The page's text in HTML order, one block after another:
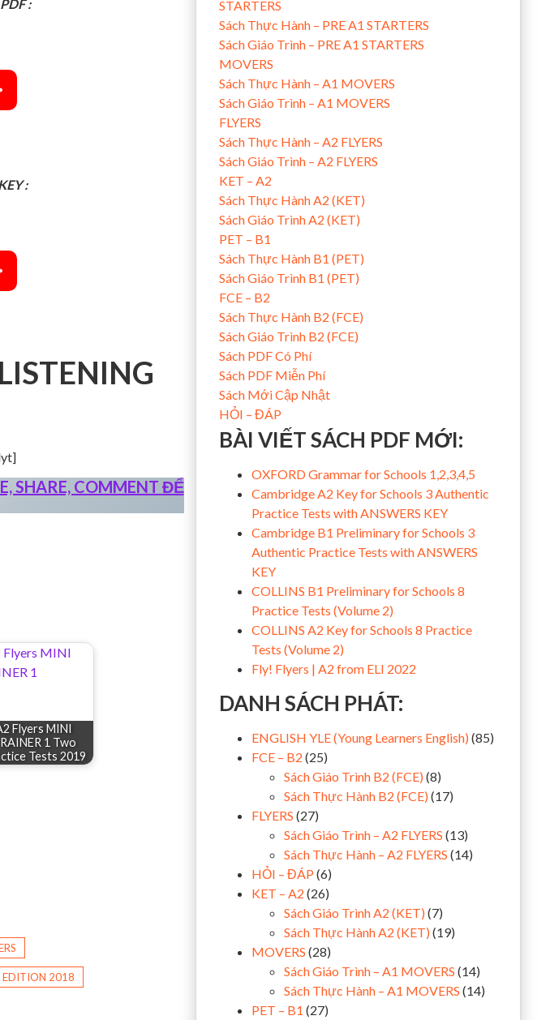
:
:
SHARE, COMMENT ĐỂ
Flyers MINI
1 Two
Tests 2019
EDITION 2018
STARTERS
Sách Thực Hành – PRE A1 STARTERS
Sách Giáo Trình – PRE A1 STARTERS
MOVERS
Sách Thực Hành – A1 MOVERS
Sách Giáo Trình – A1 MOVERS
FLYERS
Sách Thực Hành – A2 FLYERS
Sách Giáo Trình – A2 FLYERS
KET – A2
Sách Thực Hành A2 (KET)
Sách Giáo Trình A2 (KET)
PET – B1
Sách Thực Hành B1 (PET)
Sách Giáo Trình B1 (PET)
FCE – B2
Sách Thực Hành B2 (FCE)
Sách Giáo Trình B2 (FCE)
Sách PDF Có Phí
Sách PDF Miễn Phí
Sách Mới Cập Nhật
HỎI – ĐÁP
BÀI VIẾT SÁCH PDF MỚI:
OXFORD Grammar for Schools 1,2,3,4,5
Cambridge A2 Key for Schools 3 Authentic
Practice Tests with ANSWERS KEY
Cambridge B1 Preliminary for Schools 3
Authentic Practice Tests with ANSWERS
KEY
COLLINS B1 Preliminary for Schools 8
Practice Tests (Volume 2)
COLLINS A2 Key for Schools 8 Practice
Tests (Volume 2)
Fly! Flyers | A2 from ELI 2022
DANH SÁCH PHÁT:
ENGLISH YLE (Young Learners English) (85)
FCE – B2 (25)
Sách Giáo Trình B2 (FCE) (8)
Sách Thực Hành B2 (FCE) (17)
FLYERS (27)
Sách Giáo Trình – A2 FLYERS (13)
Sách Thực Hành – A2 FLYERS (14)
HỎI – ĐÁP (6)
KET – A2 (26)
Sách Giáo Trình A2 (KET) (7)
Sách Thực Hành A2 (KET) (19)
MOVERS (28)
Sách Giáo Trình – A1 MOVERS (14)
Sách Thực Hành – A1 MOVERS (14)
PET – B1 (27)